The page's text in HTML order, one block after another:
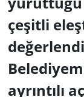
çeşitli
ayrıntılı